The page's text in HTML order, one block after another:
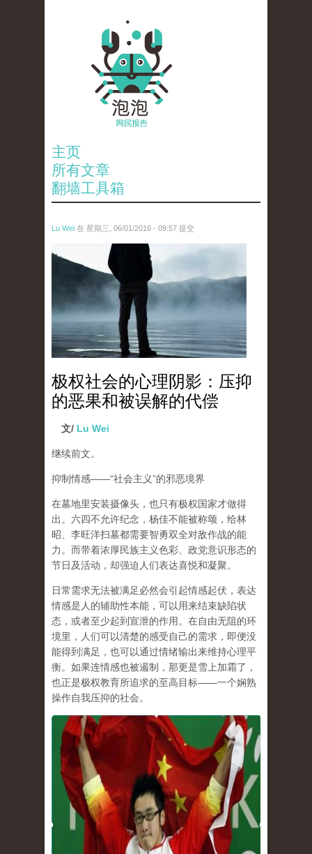
主页
所有文章
翻墙工具箱
Lu Wei 在 星期三, 06/01/2016 - 09:57 提交
wen_tou_tu_2.jpg
极权社会的心理阴影：压抑
的恶果和被误解的代偿
文/ Lu Wei
继续前文。
抑制情感——“社会主义”的邪恶境界
在墓地里安装摄像头，也只有极权国家才做得
出。六四不允许纪念，杨佳不能被称颂，给林
昭、李旺洋扫墓都需要智勇双全对敌作战的能
力。而带着浓厚民族主义色彩、政党意识形态的
节日及活动，却强迫人们表达喜悦和凝聚。
日常需求无法被满足必然会引起情感起伏， 表达
情感是人的辅助性本能，可以用来结束缺陷状
态，或者至少起到宣泄的作用 。在自由无阻的环
境里，人们可以清楚的感受自己的需求，即便没
能得到满足，也可以通过情绪输出来维持心理平
衡。如果连情感也被遏制，那更是雪上加霜了，
也正是极权教育所追求的至高目标——一个娴熟
操作自我压抑的社会。